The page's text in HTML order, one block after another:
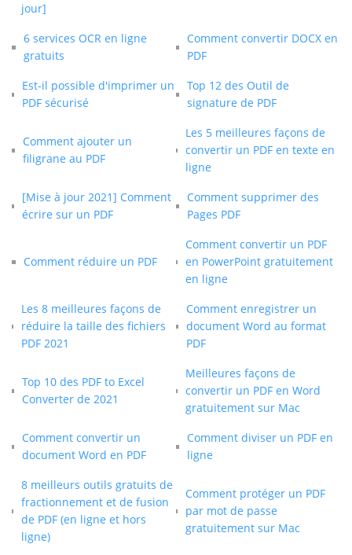
jour]
6 services OCR en ligne
gratuits
Comment convertir DOCX en
PDF
Est-il possible d'imprimer un
PDF sécurisé
Top 12 des Outil de
signature de PDF
Comment ajouter un
filigrane au PDF
Les 5 meilleures façons de
convertir un PDF en texte en
ligne
[Mise à jour 2021] Comment
écrire sur un PDF
Comment supprimer des
Pages PDF
Comment réduire un PDF
Comment convertir un PDF
en PowerPoint gratuitement
en ligne
Les 8 meilleures façons de
réduire la taille des fichiers
PDF 2021
Comment enregistrer un
document Word au format
PDF
Top 10 des PDF to Excel
Converter de 2021
Meilleures façons de
convertir un PDF en Word
gratuitement sur Mac
Comment convertir un
document Word en PDF
Comment diviser un PDF en
ligne
8 meilleurs outils gratuits de
fractionnement et de fusion
de PDF (en ligne et hors
ligne)
Comment protéger un PDF
par mot de passe
gratuitement sur Mac